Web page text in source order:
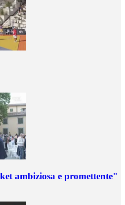
ambiziosa e promettente"